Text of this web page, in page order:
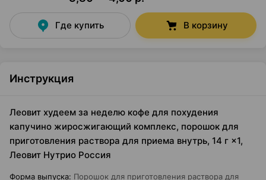
Где купить В корзину
Инструкция
Леовит худеем за неделю кофе для похудения
капучино жиросжигающий комплекс, порошок для
приготовления раствора для приема внутрь, 14 г ×1,
Леовит Нутрио Россия
Форма выпуска: Порошок для приготовления раствора для